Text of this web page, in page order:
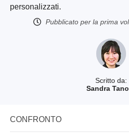
Scritto da:
Sandra
personalizzati.
Pubblicato per la prima
CONFRONTO